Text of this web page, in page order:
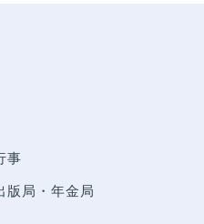
事
版局・年金局